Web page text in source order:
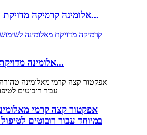
STCER אלומינה קרמיקה מדויקת...
אלומינה מדויקת קרמיקה...
אפקטור קצה קרמי
במיוחד עבור רובוטים